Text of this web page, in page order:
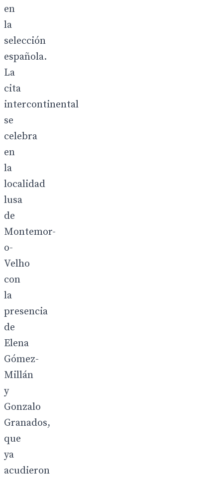
en
la
selección
española.
La
cita
intercontinental
se
celebra
en
la
localidad
lusa
de
Montemor-
o-
Velho
con
la
presencia
de
Elena
Gómez-
Millán
y
Gonzalo
Granados,
que
ya
acudieron